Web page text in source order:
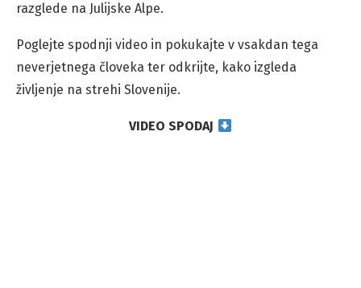
razglede na Julijske Alpe.
Poglejte spodnji video in pokukajte v vsakdan tega
neverjetnega človeka ter odkrijte, kako izgleda
življenje na strehi Slovenije.
VIDEO SPODAJ